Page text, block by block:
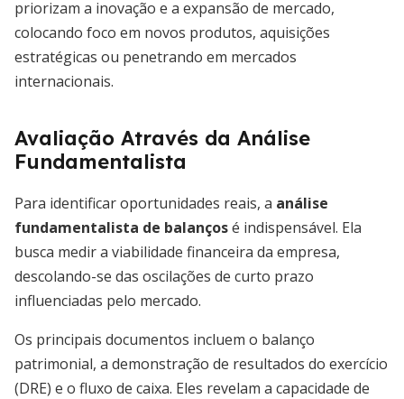
priorizam a inovação e a expansão de mercado,
colocando foco em novos produtos, aquisições
estratégicas ou penetrando em mercados
internacionais.
Avaliação Através da Análise
Fundamentalista
Para identificar oportunidades reais, a análise
fundamentalista de balançosé indispensável. Ela
busca medir a viabilidade financeira da empresa,
descolando-se das oscilações de curto prazo
influenciadas pelo mercado.
Os principais documentos incluem o balanço
patrimonial, a demonstração de resultados do exercício
(DRE) e o fluxo de caixa. Eles revelam a capacidade de